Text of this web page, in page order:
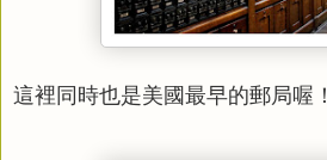
這裡同時也是美國最早的郵局喔！